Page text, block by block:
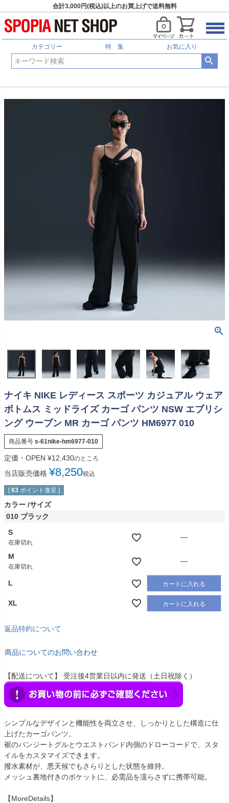
合計3,000円(税込)以上のお買上げで送料無料
カテゴリー 特 集 お気に入り
ナイキ NIKE レディース スポーツ カジュアル ウェア
ボトムス ミッドライズ カーゴ パンツ NSW エブリシ
ング ウーブン MR カーゴ パンツ HM6977 010
商品番号 s-61nike-hm6977-010
定価・OPEN ¥12,430のところ
当店販売価格 ¥8,250税込
[ 83 ポイント進呈 ]
カラー サイズ
010 ブラック
S
在庫切れ
—
M
在庫切れ
—
L カートに入れる
XL カートに入れる
返品特約について
商品についてのお問い合わせ
【配送について】 受注後4営業日以内に発送（土日祝除く）
シンプルなデザインと機能性を両立させ、しっかりとした構造に仕
上げたカーゴパンツ。
裾のバンジートグルとウエストバンド内側のドローコードで、スタ
イルをカスタマイズできます。
撥水素材が、悪天候でもさらりとした状態を維持。
メッシュ裏地付きのポケットに、必需品を濡らさずに携帯可能。
【MoreDetails】